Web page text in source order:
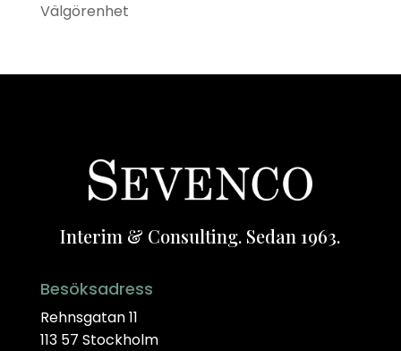
Välgörenhet
Interim & Consulting. Sedan 1963.
Besöksadress
Rehnsgatan 11
113 57 Stockholm